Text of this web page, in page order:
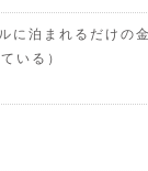
に泊まれるだけの
いる）